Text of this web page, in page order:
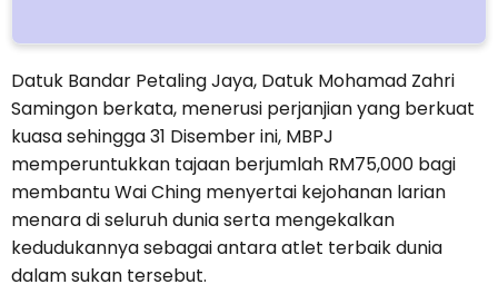
Datuk Bandar Petaling Jaya, Datuk Mohamad Zahri
Samingon berkata, menerusi perjanjian yang berkuat
kuasa sehingga 31 Disember ini, MBPJ
memperuntukkan tajaan berjumlah RM75,000 bagi
membantu Wai Ching menyertai kejohanan larian
menara di seluruh dunia serta mengekalkan
kedudukannya sebagai antara atlet terbaik dunia
dalam sukan tersebut.